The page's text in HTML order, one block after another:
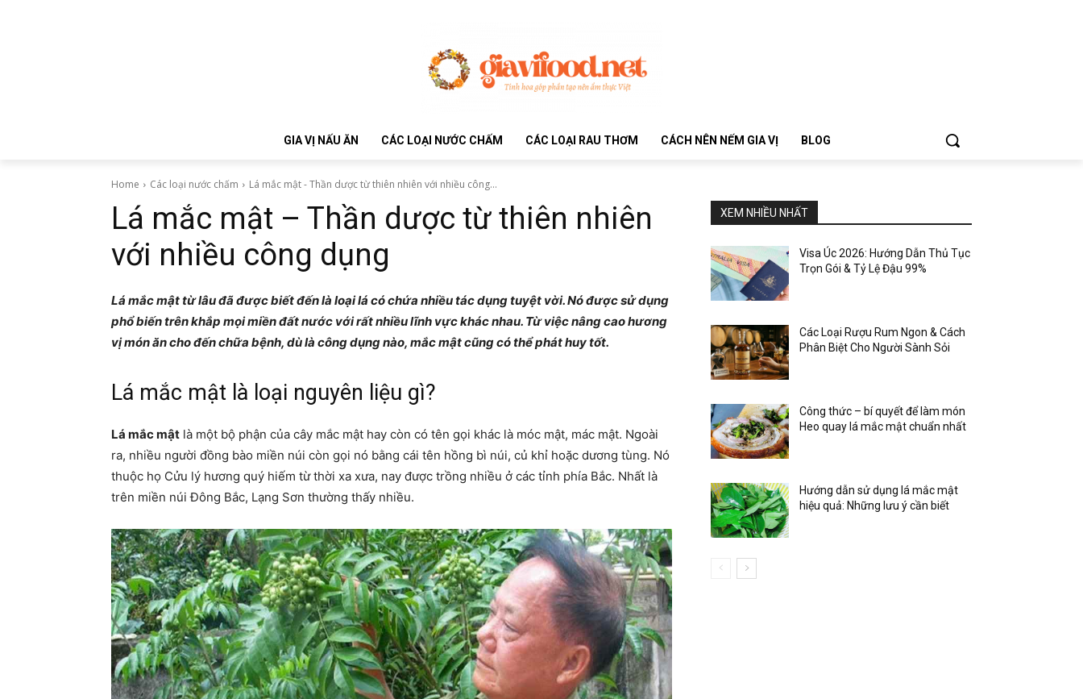
GIA VỊ NẤU ĂN CÁC LOẠI NƯỚC CHẤM CÁC LOẠI RAU THƠM CÁCH NÊN NẾM GIA VỊ BLOG
Home Các loại nước chấm Lá mắc mật - Thần dược từ thiên nhiên với nhiều công...
Lá mắc mật – Thần dược từ thiên nhiên
với nhiều công dụng
Lá mắc mật từ lâu đã được biết đến là loại lá có chứa nhiều tác dụng tuyệt vời. Nó được sử dụng
phổ biến trên khắp mọi miền đất nước với rất nhiều lĩnh vực khác nhau. Từ việc nâng cao hương
vị món ăn cho đến chữa bệnh, dù là công dụng nào, mắc mật cũng có thể phát huy tốt.
Lá mắc mật là loại nguyên liệu gì?
Lá mắc mật là một bộ phận của cây mắc mật hay còn có tên gọi khác là móc mật, mác mật. Ngoài
ra, nhiều người đồng bào miền núi còn gọi nó bằng cái tên hồng bì núi, củ khỉ hoặc dương tùng. Nó
thuộc họ Cửu lý hương quý hiếm từ thời xa xưa, nay được trồng nhiều ở các tỉnh phía Bắc. Nhất là
trên miền núi Đông Bắc, Lạng Sơn thường thấy nhiều.
XEM NHIỀU NHẤT
Visa Úc 2026: Hướng Dẫn Thủ Tục
Trọn Gói & Tỷ Lệ Đậu 99%
Các Loại Rượu Rum Ngon & Cách
Phân Biệt Cho Người Sành Sỏi
Công thức – bí quyết để làm món
Heo quay lá mắc mật chuẩn nhất
Hướng dẫn sử dụng lá mắc mật
hiệu quả: Những lưu ý cần biết